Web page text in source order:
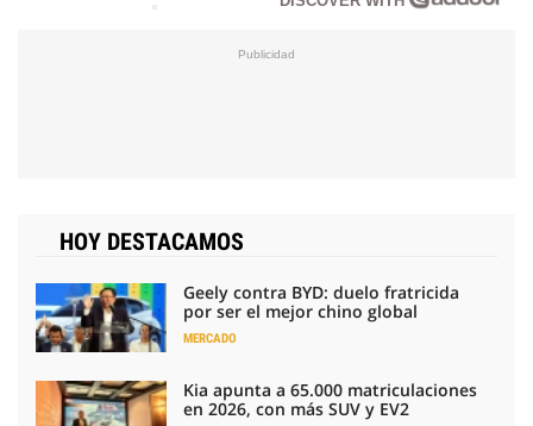
HOY DESTACAMOS
Geely contra BYD: duelo fratricida
por ser el mejor chino global
MERCADO
Kia apunta a 65.000 matriculaciones
en 2026, con más SUV y EV2